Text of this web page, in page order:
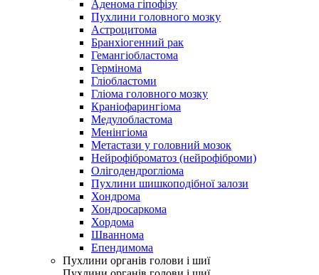
Аденома гіпофізу
Пухлини головного мозку
Астроцитома
Бранхіогенний рак
Гемангіобластома
Гермінома
Гліобластоми
Гліома головного мозку
Краніофарингіома
Медулобластома
Менінгіома
Метастази у головний мозок
Нейрофіброматоз (нейрофіброми)
Олігодендрогліома
Пухлини шишкоподібної залози
Хондрома
Хондросаркома
Хордома
Шваннома
Епендимома
Пухлини органів голови і шиї